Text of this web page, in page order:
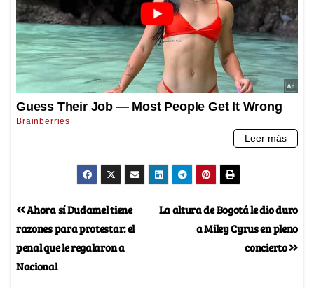
La altura de Bogotá le dio duro
a Miley Cyrus en pleno
concierto
Ahora sí Dudamel tiene
razones para protestar: el
penal que le regalaron a
Nacional